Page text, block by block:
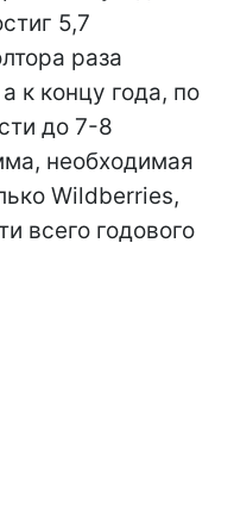
5,7
раза
к концу года, по
до 7-8
необходимая
Wildberries,
всего годового